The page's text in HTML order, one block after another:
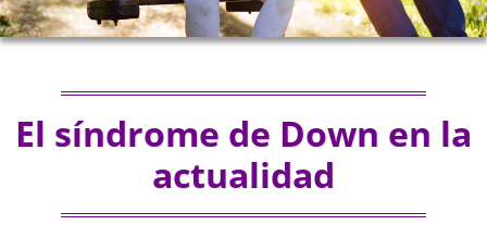
El síndrome de Down en la
actualidad